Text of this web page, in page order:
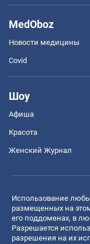
MedOboz
Новости медицины
Covid
Шоу
Афиша
Красота
Женский Журнал
Использование
размещенных на
его поддоменах, в
Разрешается
разрешения на их